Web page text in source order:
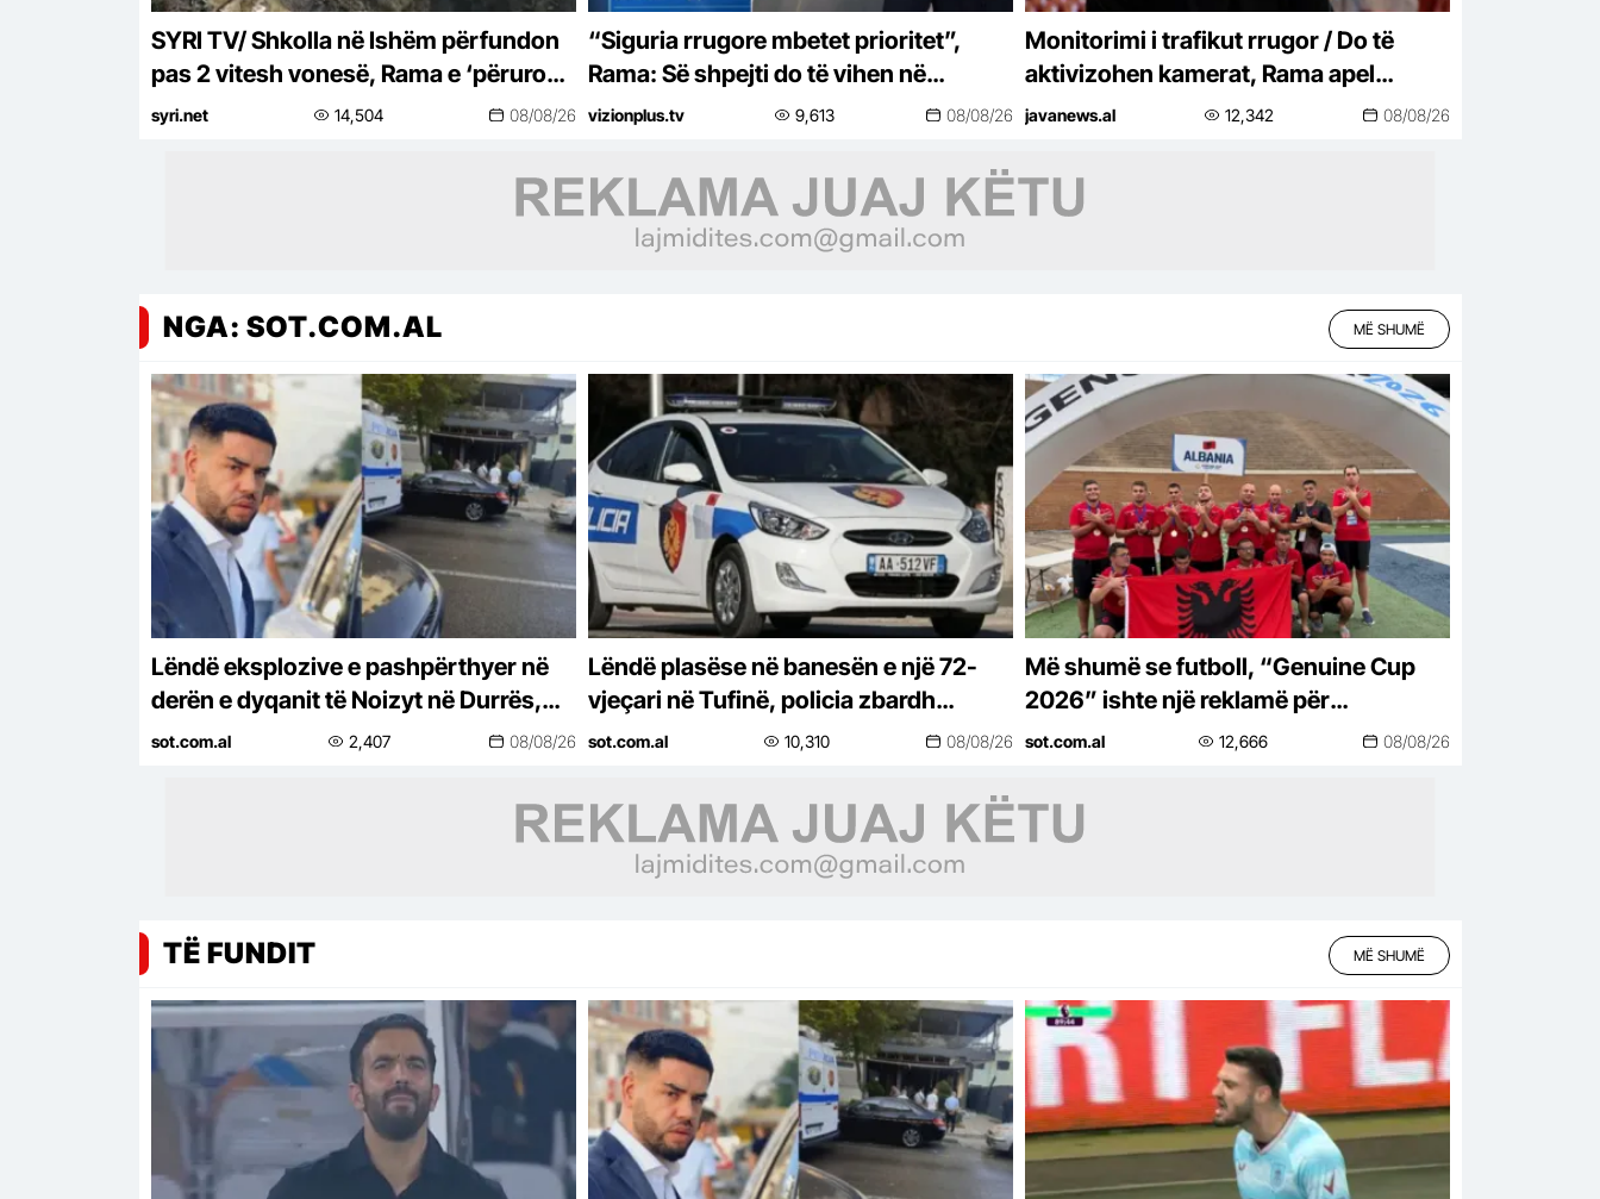
SYRI TV/ Shkolla në Ishëm përfundon
pas 2 vitesh vonesë, Rama e ‘përuron’
online pa asnjë shpjegim
syri.net 14,504 08/08/26
“Siguria rrugore mbetet prioritet”,
Rama: Së shpejti do të vihen në
funksion kamerat e Qendrës
Rrugor
vizionplus.tv 9,613 08/08/26
Monitorimi i trafikut rrugor / Do të
aktivizohen kamerat, Rama apel
drejtuesve: Respektoni rregullat
javanews.al 12,342 08/08/26
NGA: SOT.COM.AL MË SHUMË
Lëndë eksplozive e pashpërthyer në
derën e dyqanit të Noizyt në Durrës,
policia nis hetimet për ngjarjen
sot.com.al 2,407 08/08/26
Lëndë plasëse në banesën e një 72-
vjeçari në Tufinë, policia zbardh
ngjarjen, shpallen në kërkim 3 vëllezër
sot.com.al 10,310 08/08/26
Më shumë se futboll, “Genuine Cup
2026” ishte një reklamë për
Shqipërinë
sot.com.al 12,666 08/08/26
TË FUNDIT MË SHUMË